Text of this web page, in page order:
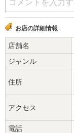
お店の詳細情報
店舗名
ジャンル
住所
アクセス
電話